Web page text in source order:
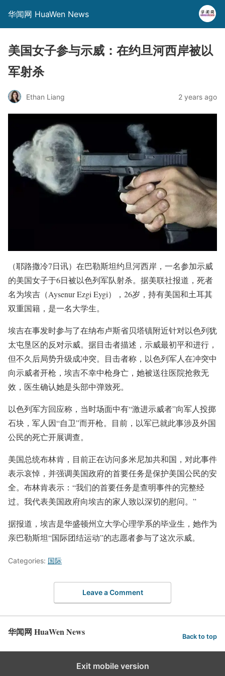
华闻网 HuaWen News
美国女子参与示威：在约旦河西岸被以
军射杀
Ethan Liang 2 years ago
（耶路撒冷7日讯）在巴勒斯坦约旦河西岸，一名参加示威
的美国女子于6日被以色列军队射杀。据美联社报道，死者
名为埃吉（Aysenur Ezgi Eygi），26岁，持有美国和土耳其
双重国籍，是一名大学生。
埃吉在事发时参与了在纳布卢斯省贝塔镇附近针对以色列犹
太屯垦区的反对示威。据目击者描述，示威最初平和进行，
但不久后局势升级成冲突。目击者称，以色列军人在冲突中
向示威者开枪，埃吉不幸中枪身亡，她被送往医院抢救无
效，医生确认她是头部中弹致死。
以色列军方回应称，当时场面中有“激进示威者”向军人投掷
石块，军人因“自卫”而开枪。目前，以军已就此事涉及外国
公民的死亡开展调查。
美国总统布林肯，目前正在访问多米尼加共和国，对此事件
表示哀悼，并强调美国政府的首要任务是保护美国公民的安
全。布林肯表示：“我们的首要任务是查明事件的完整经
过。我代表美国政府向埃吉的家人致以深切的慰问。”
据报道，埃吉是华盛顿州立大学心理学系的毕业生，她作为
亲巴勒斯坦“国际团结运动”的志愿者参与了这次示威。
Categories: 国际
Leave a Comment
华闻网 HuaWen News Back to top
Exit mobile version